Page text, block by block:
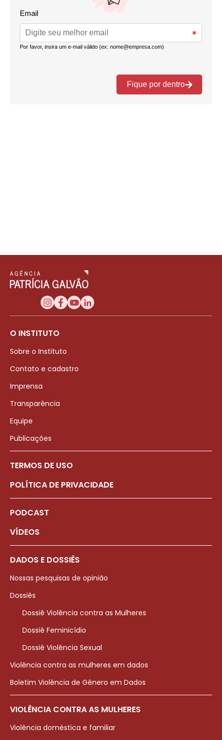
O INSTITUTO
Sobre o Instituto
Contato e cadastro
Imprensa
Transparência
Equipe
Publicações
TERMOS DE USO
POLÍTICA DE PRIVACIDADE
PODCAST
VÍDEOS
DADOS E DOSSIÊS
Nossas pesquisas de opinião
Dossiês
Dossiê Violência contra as Mulheres
Dossiê Feminicídio
Dossiê Violência Sexual
Violência contra as mulheres em dados
Boletim Violência de Gênero em Dados
VIOLÊNCIA CONTRA AS MULHERES
Violência doméstica e familiar